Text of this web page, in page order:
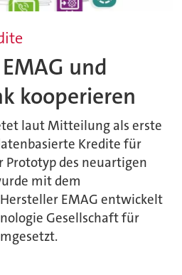
und
kooperieren
laut Mitteilung als erste
Kredite für
Prototyp des neuartigen
mit dem
EMAG entwickelt
Gesellschaft für